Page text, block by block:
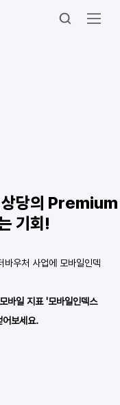
당의 Premium
기회!
바우처 사업에 모바일인덱
바일 지표 '모바일인덱스
어보세요.